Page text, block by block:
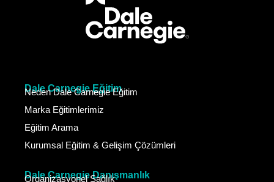
Dale Carnegie Eğitim
Neden Dale Carnegie Eğitim
Marka Eğitimlerimiz
Eğitim Arama
Kurumsal Eğitim & Gelişim Çözümleri
Dale Carnegie Danışmanlık
Organizasyonel Sağlık